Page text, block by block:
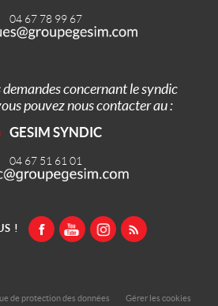
04 67 78 99 67
concernant le syndic
pouvez nous contacter au :
GESIM SYNDIC
04 67 51 61 01
!
de protection des données
Gérer les cookies